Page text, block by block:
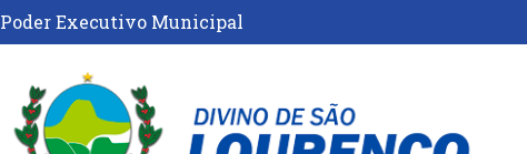
Poder Executivo Municipal